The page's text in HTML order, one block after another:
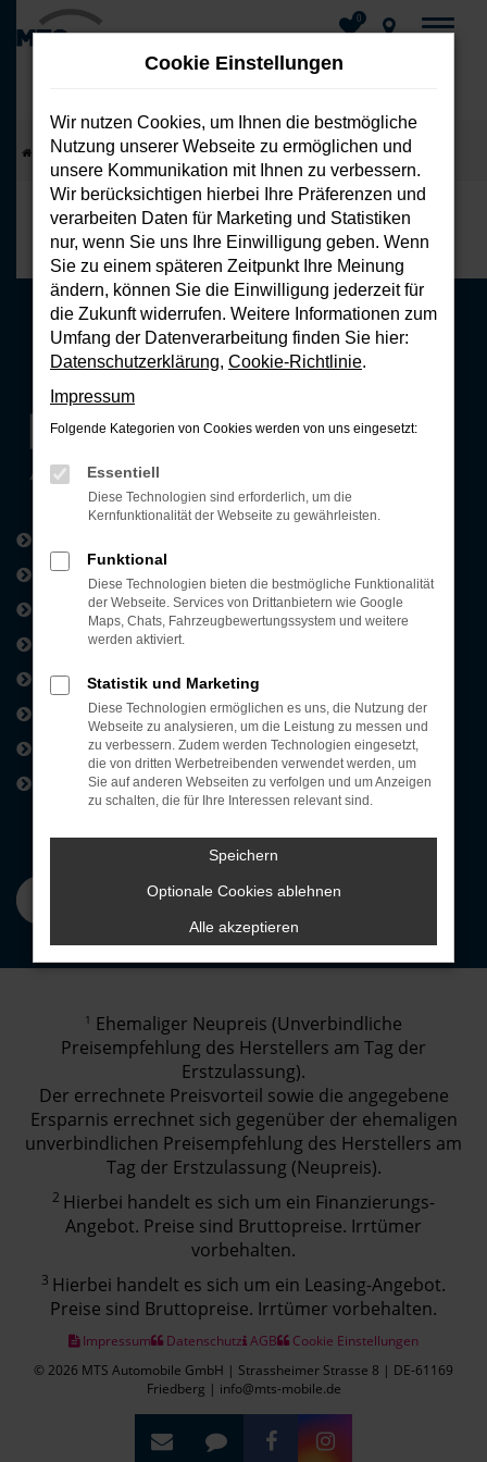
Zum
Hauptinhalt
springen
0
Startseite Unsere Marken Seat Seat Winterkompletträder
Neuwagen-Konfigurator
Servicetermin buchen
Probefahrt vereinbaren
Fahrzeug-Showroom
Unsere Standorte
Werkstattleistungen
Karriere
1 Ehemaliger Neupreis (Unverbindliche
Preisempfehlung des Herstellers am Tag der
Erstzulassung).
Der errechnete Preisvorteil sowie die angegebene
Ersparnis errechnet sich gegenüber der ehemaligen
unverbindlichen Preisempfehlung des Herstellers am
Tag der Erstzulassung (Neupreis).
2 Hierbei handelt es sich um ein Finanzierungs-
Angebot. Preise sind Bruttopreise. Irrtümer
vorbehalten.
3 Hierbei handelt es sich um ein Leasing-Angebot.
Preise sind Bruttopreise. Irrtümer vorbehalten.
Impressum Datenschutz AGB
Cookie Einstellungen
© 2026 MTS Automobile GmbH | Strassheimer Strasse 8 | DE-61169
Friedberg | info@mts-mobile.de
Cookie Einstellungen
Wir nutzen Cookies, um Ihnen die bestmögliche
Nutzung unserer Webseite zu ermöglichen und
unsere Kommunikation mit Ihnen zu verbessern.
Wir berücksichtigen hierbei Ihre Präferenzen und
verarbeiten Daten für Marketing und Statistiken
nur, wenn Sie uns Ihre Einwilligung geben. Wenn
Sie zu einem späteren Zeitpunkt Ihre Meinung
ändern, können Sie die Einwilligung jederzeit für
die Zukunft widerrufen. Weitere Informationen zum
Umfang der Datenverarbeitung finden Sie hier:
Datenschutzerklärung, Cookie-Richtlinie.
Impressum
Folgende Kategorien von Cookies werden von uns eingesetzt:
Essentiell
Diese Technologien sind erforderlich, um die
Kernfunktionalität der Webseite zu gewährleisten.
Funktional
Diese Technologien bieten die bestmögliche Funktionalität
der Webseite. Services von Drittanbietern wie Google
Maps, Chats, Fahrzeugbewertungssystem und weitere
werden aktiviert.
Statistik und Marketing
Diese Technologien ermöglichen es uns, die Nutzung der
Webseite zu analysieren, um die Leistung zu messen und
zu verbessern. Zudem werden Technologien eingesetzt,
die von dritten Werbetreibenden verwendet werden, um
Sie auf anderen Webseiten zu verfolgen und um Anzeigen
zu schalten, die für Ihre Interessen relevant sind.
Speichern
Optionale Cookies ablehnen
Alle akzeptieren